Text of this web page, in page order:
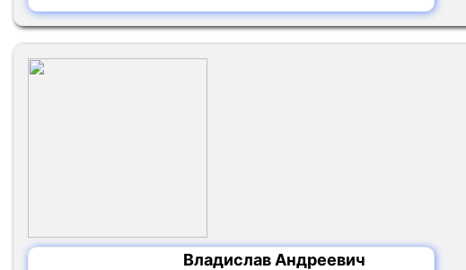
Владислав Андреевич